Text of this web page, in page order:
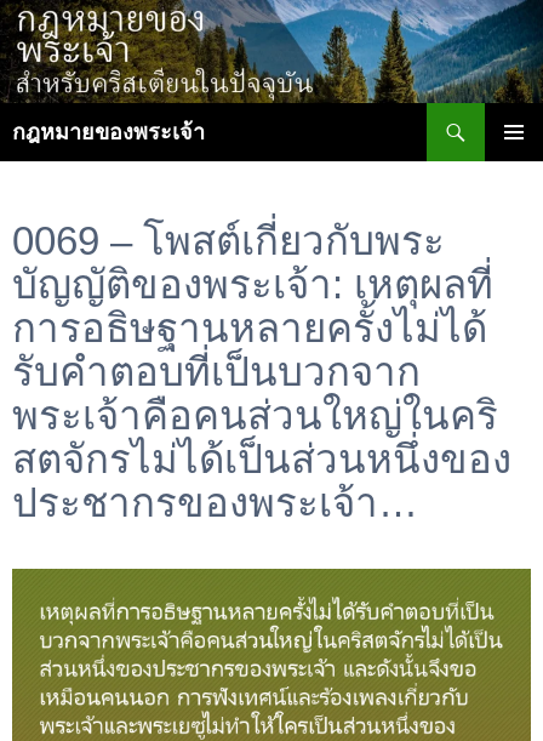
ข้าม
ไป
ยัง
กฎหมายของพระเจ้า
0069 – โพสต์เกี่ยวกับพระ
บัญญัติของพระเจ้า: เหตุผลที่
การอธิษฐานหลายครั้งไม่ได้
รับคำตอบที่เป็นบวกจาก
พระเจ้าคือคนส่วนใหญ่ในคริ
สตจักรไม่ได้เป็นส่วนหนึ่งของ
ประชากรของพระเจ้า…